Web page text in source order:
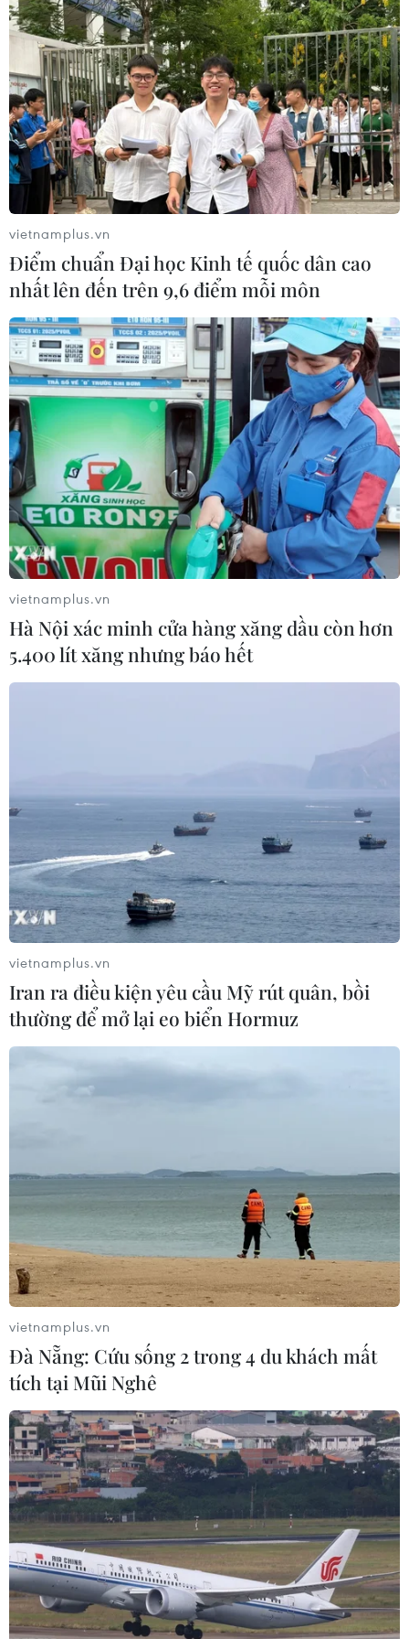
vietnamplus.vn
Điểm chuẩn Đại học Kinh tế quốc dân cao
nhất lên đến trên 9,6 điểm mỗi môn
vietnamplus.vn
Hà Nội xác minh cửa hàng xăng dầu còn hơn
5.400 lít xăng nhưng báo hết
vietnamplus.vn
Iran ra điều kiện yêu cầu Mỹ rút quân, bồi
thường để mở lại eo biển Hormuz
vietnamplus.vn
Đà Nẵng: Cứu sống 2 trong 4 du khách mất
tích tại Mũi Nghê